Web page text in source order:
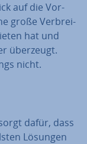
auf die Vor-
große Ver­brei­
hat und
überzeugt.
nicht.
dafür, dass
Lösungen